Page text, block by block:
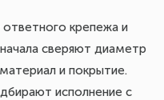
ответного крепежа и
сверяют диаметр
и покрытие.
исполнение с